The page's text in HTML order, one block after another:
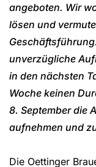
angeboten. Wir
lösen und
unverzügliche
in den nächsten
Woche keinen
8. September die
aufnehmen und
Die Oettinger